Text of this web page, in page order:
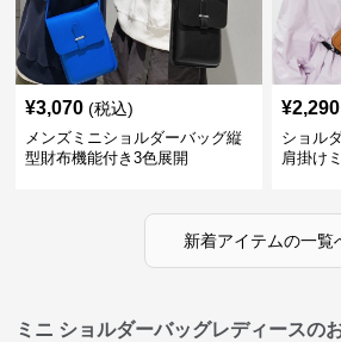
¥3,070 (税込)
メンズミニショルダーバッグ縦
型財布機能付き3色展開
¥2,290
ショル
肩掛け
新着アイテムの一覧
ミニ ショルダーバッグレディースの